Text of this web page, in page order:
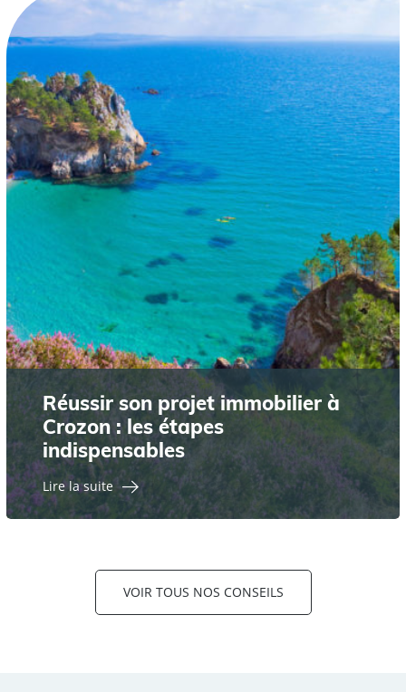
Réussir son projet immobilier à
Crozon : les étapes
indispensables
Lire la suite
VOIR TOUS NOS CONSEILS